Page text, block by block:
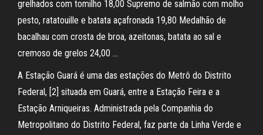
grelhados com tomilho 18,00 Supremo de salmão com molho
pesto, ratatouille e batata açafronada 19,80 Medalhão de
bacalhau com crosta de broa, azeitonas, batata ao sal e
cremoso de grelos 24,00 …
A Estação Guará é uma das estações do Metrô do Distrito
Federal, [2] situada em Guará, entre a Estação Feira e a
Estação Arniqueiras. Administrada pela Companhia do
Metropolitano do Distrito Federal, faz parte da Linha Verde e